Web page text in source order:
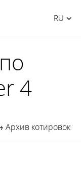
RU
4
Архив котировок